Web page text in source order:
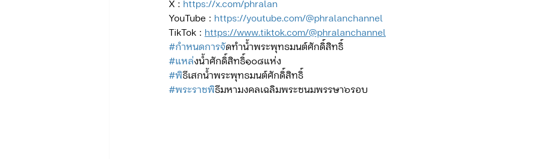
ข่าวรับสมัคร ทท.2 จัดซื้อจัดจ้าง/แผน/ตัวชี้วัด ทท.2 ภารกิจ/กิจกรรมผู้บังคับบัญชา ทท.3
กิจกรรมของกองบังคับการท่องเที่ยว 3 ข่าวประกาศและคำสั่ง ทท.3
X : https://x.com/phralan
YouTube : https://youtube.com/@phralanchannel
TikTok : https://www.tiktok.com/@phralanchannel
#กำหนดการจัดทำน้ำพระพุทธมนต์ศักดิ์สิทธิ์
#แหล่งน้ำศักดิ์สิทธิ์๑๐๘แห่ง
#พ ิธีเสกน้ำพระพุทธมนต์ศักดิ์สิทธิ์
#พระราชพ ิธีมหามงคลเฉลิมพระชนมพรรษา๖รอบ